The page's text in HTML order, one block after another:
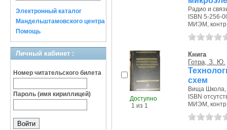
Электронный каталог
Мандельштамовского центра
Помощь
Личный кабинет :
Номер читательского билета
Пароль (имя кириллицей)
Радио и
ISBN 5-256-
МИЭМ,
Доступно
1 из 1
Книга
Готра, З. Ю.
схем
Вища Школа,
ISBN
МИЭМ,